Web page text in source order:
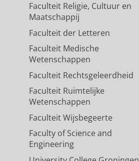
Faculteit Religie, Cultuur en
Maatschappij
Faculteit der Letteren
Faculteit Medische
Wetenschappen
Faculteit Rechtsgeleerdheid
Faculteit Ruimtelijke
Wetenschappen
Faculteit Wijsbegeerte
Faculty of Science and
Engineering